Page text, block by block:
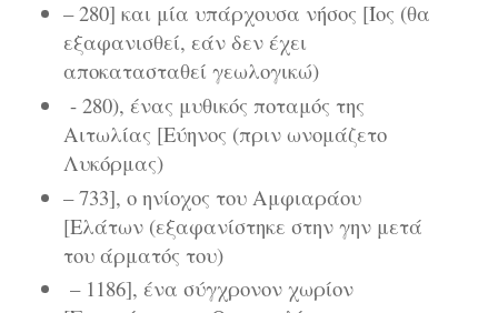
– 280] και μία υπάρχουσα νήσος [Ίος (θα
εξαφανισθεί, εάν δεν έχει
αποκατασταθεί γεωλογικώ)
- 280), ένας μυθικός ποταμός της
Αιτωλίας [Εύηνος (πριν ωνομάζετο
Λυκόρμας)
– 733], ο ηνίοχος του Αμφιαράου
[Ελάτων (εξαφανίστηκε στην γην μετά
του άρματός του)
– 1186], ένα σύγχρονον χωρίον